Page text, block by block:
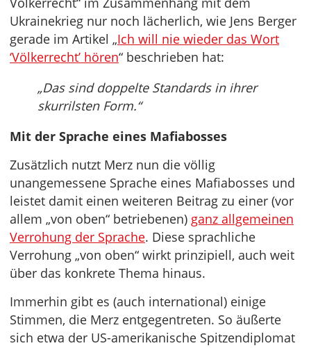
Ukrainekrieg nur noch lächerlich, wie Jens Berger
gerade im Artikel „Ich will nie wieder das Wort
‘Völkerrecht’ hören“ beschrieben hat:
„Das sind doppelte Standards in ihrer
skurrilsten Form.“
Mit der Sprache eines Mafiabosses
Zusätzlich nutzt Merz nun die völlig
unangemessene Sprache eines Mafiabosses und
leistet damit einen weiteren Beitrag zu einer (vor
allem „von oben“ betriebenen) ganz allgemeinen
Verrohung der Sprache. Diese sprachliche
Verrohung „von oben“ wirkt prinzipiell, auch weit
über das konkrete Thema hinaus.
Immerhin gibt es (auch international) einige
Stimmen, die Merz entgegentreten. So äußerte
sich etwa der US-amerikanische Spitzendiplomat